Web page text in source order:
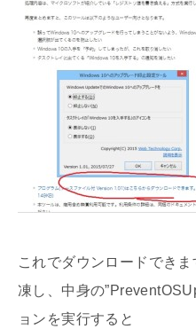
これでダウンロードでき
凍し、中身の
ョンを実行すると